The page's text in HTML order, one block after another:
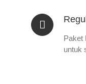
Paket
untuk